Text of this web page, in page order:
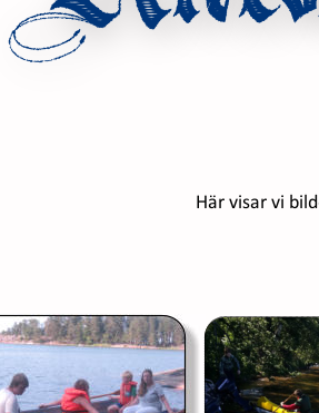
Här visar vi